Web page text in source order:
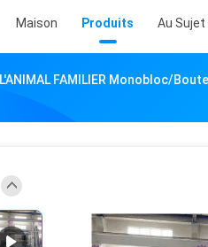
Maison Produits Au Sujet
L'ANIMAL FAMILIER Monobloc/